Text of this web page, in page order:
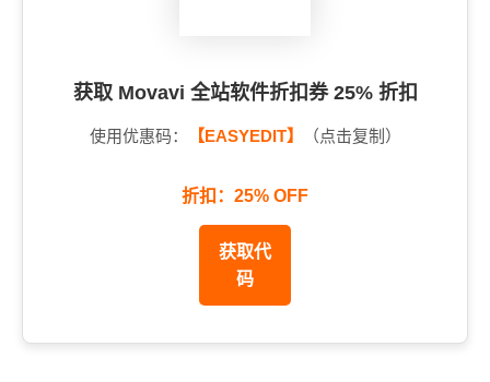
获取 Movavi 全站软件折扣券 25% 折扣
使用优惠码： 【EASYEDIT】 （点击复制）
折扣：25% OFF
获取代
码